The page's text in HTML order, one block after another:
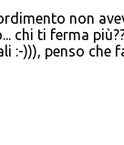
non
chi ti ferma
:-))), penso